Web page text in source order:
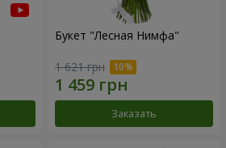
Букет "Лесная Нимфа"
1 621 грн
Заказать